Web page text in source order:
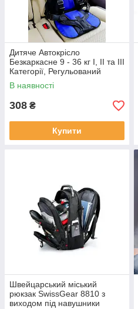
Дитяче Автокрісло
Безкаркасне 9 - 36 кг I, II та III
Категорії, Регульований
Розмір Автокрісла
В наявності
308 ₴
Купити
Швейцарський міський
рюкзак SwissGear 8810 з
виходом під навушники